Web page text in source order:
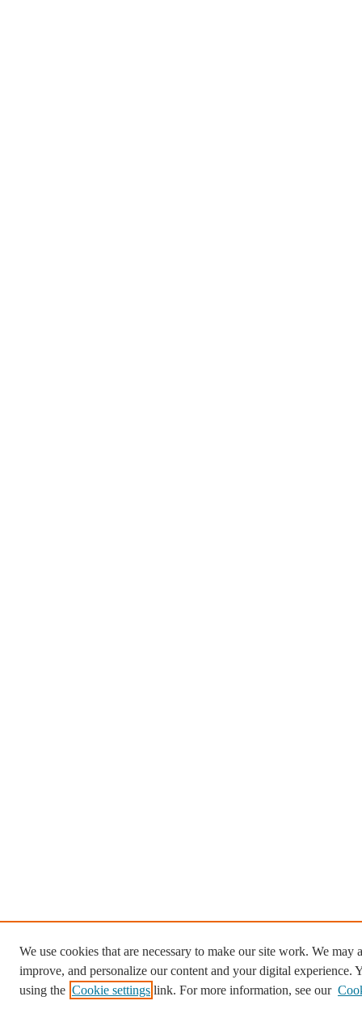
We use cookies that are necessary to make our site work. We may
improve, and personalize our content and your digital experience.
using the Cookie settings link. For more information, see our